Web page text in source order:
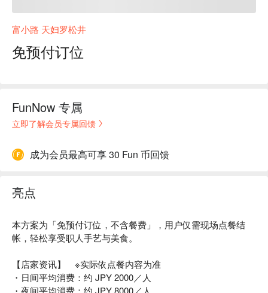
富小路 天妇罗松井
免预付订位
FunNow 专属
立即了解会员专属回馈
成为会员最高可享 30 Fun 币回馈
亮点
本方案为「免预付订位，不含餐费」，用户仅需现场点餐结
帐，轻松享受职人手艺与美食。
【店家资讯】 ※实际依点餐内容为准
・日间平均消费：约 JPY 2000／人
・夜间平均消费：约 JPY 8000／人